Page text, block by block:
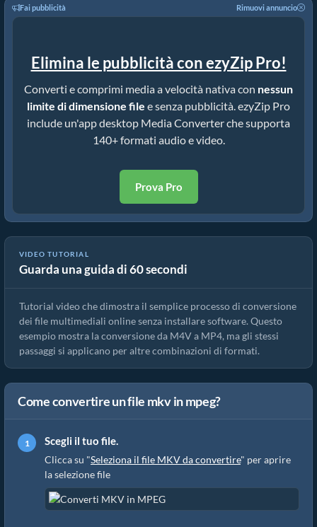
Fai pubblicità Rimuovi annuncio
Elimina le pubblicità con ezyZip Pro!
Converti e comprimi media a velocità nativa con nessun
limite di dimensione file e senza pubblicità. ezyZip Pro
include un'app desktop Media Converter che supporta
140+ formati audio e video.
Prova Pro
VIDEO TUTORIAL
Guarda una guida di 60 secondi
Come convertire file multimediali
Tutorial video che dimostra il semplice processo di conversione
dei file multimediali online senza installare software. Questo
esempio mostra la conversione da M4V a MP4, ma gli stessi
passaggi si applicano per altre combinazioni di formati.
Come convertire un file mkv in mpeg?
Scegli il tuo file.
Clicca su "Seleziona il file MKV da convertire" per aprire
la selezione file